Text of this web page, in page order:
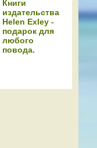
Книги
издательства
Helen Exley -
подарок для
любого
повода.